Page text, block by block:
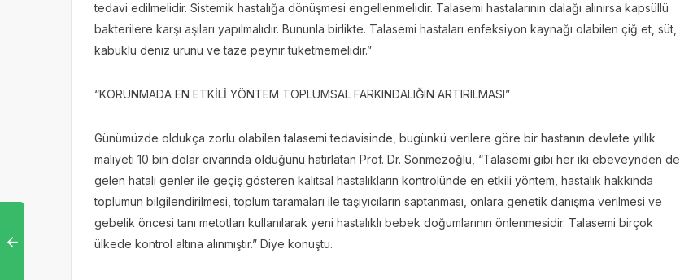
tedavi edilmelidir. Sistemik hastalığa dönüşmesi engellenmelidir. Talasemi hastalarının dalağı alınırsa kapsüllü
bakterilere karşı aşıları yapılmalıdır. Bununla birlikte. Talasemi hastaları enfeksiyon kaynağı olabilen çiğ et, süt,
kabuklu deniz ürünü ve taze peynir tüketmemelidir.”
“KORUNMADA EN ETKİLİ YÖNTEM TOPLUMSAL FARKINDALIĞIN ARTIRILMASI”
Günümüzde oldukça zorlu olabilen talasemi tedavisinde, bugünkü verilere göre bir hastanın devlete yıllık
maliyeti 10 bin dolar civarında olduğunu hatırlatan Prof. Dr. Sönmezoğlu, “Talasemi gibi her iki ebeveynden de
gelen hatalı genler ile geçiş gösteren kalıtsal hastalıkların kontrolünde en etkili yöntem, hastalık hakkında
toplumun bilgilendirilmesi, toplum taramaları ile taşıyıcıların saptanması, onlara genetik danışma verilmesi ve
gebelik öncesi tanı metotları kullanılarak yeni hastalıklı bebek doğumlarının önlenmesidir. Talasemi birçok
ülkede kontrol altına alınmıştır.” Diye konuştu.